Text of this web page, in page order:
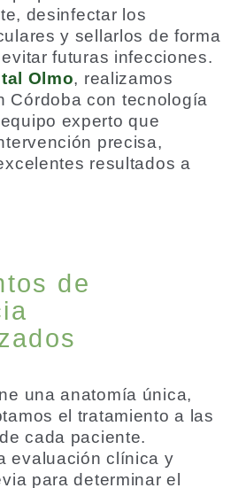
desinfectar los
y sellarlos de forma
futuras infecciones.
Olmo, realizamos
Córdoba con tecnología
experto que
precisa,
resultados a
de
una anatomía única,
el tratamiento a las
cada paciente.
evaluación clínica y
para determinar el